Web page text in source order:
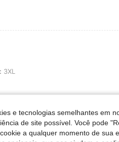
3XL
e tecnologias semelhantes em
de site possível. Você pode
a qualquer momento de sua